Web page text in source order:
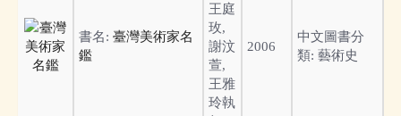
書名: 臺灣美術家名
鑑
王庭
玫,
謝汶
萱,
王雅
玲執
2006
中文圖書分
類: 藝術史